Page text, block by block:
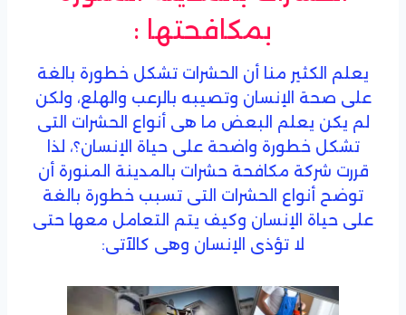
بمكافحتها :
يعلم الكثير منا أن الحشرات تشكل خطورة بالغة
على صحة الإنسان وتصيبه بالرعب والهلع، ولكن
لم يكن يعلم البعض ما هى أنواع الحشرات التى
تشكل خطورة واضحة على حياة الإنسان؟، لذا
قررت شركة مكافحة حشرات بالمدينة المنورة أن
توضح أنواع الحشرات التى تسبب خطورة بالغة
على حياة الإنسان وكيف يتم التعامل معها حتى
لا تؤذى الإنسان وهى كالآتى: